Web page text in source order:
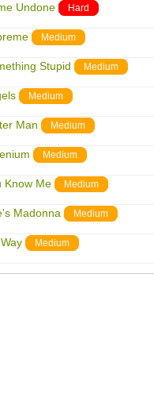
Undone Hard
Medium
Stupid Medium
Medium
Man Medium
Medium
Know Me Medium
Madonna Medium
Medium